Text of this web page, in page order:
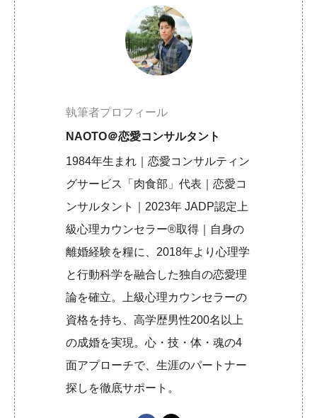
執筆者プロフィール
NAOTO＠恋愛コンサルタント
1984年生まれ｜恋愛コンサルティン
グサービス「肉食部」代表｜恋愛コ
ンサルタント｜2023年 JADP認定上
級心理カウンセラー®取得｜自身の
離婚経験を糧に、2018年より心理学
と行動科学を融合した独自の恋愛理
論を確立。上級心理カウンセラーの
資格を持ち、高学歴男性200名以上
の成婚を実現。心・技・体・魂の4
面アプローチで、生涯のパートナー
探しを徹底サポート。